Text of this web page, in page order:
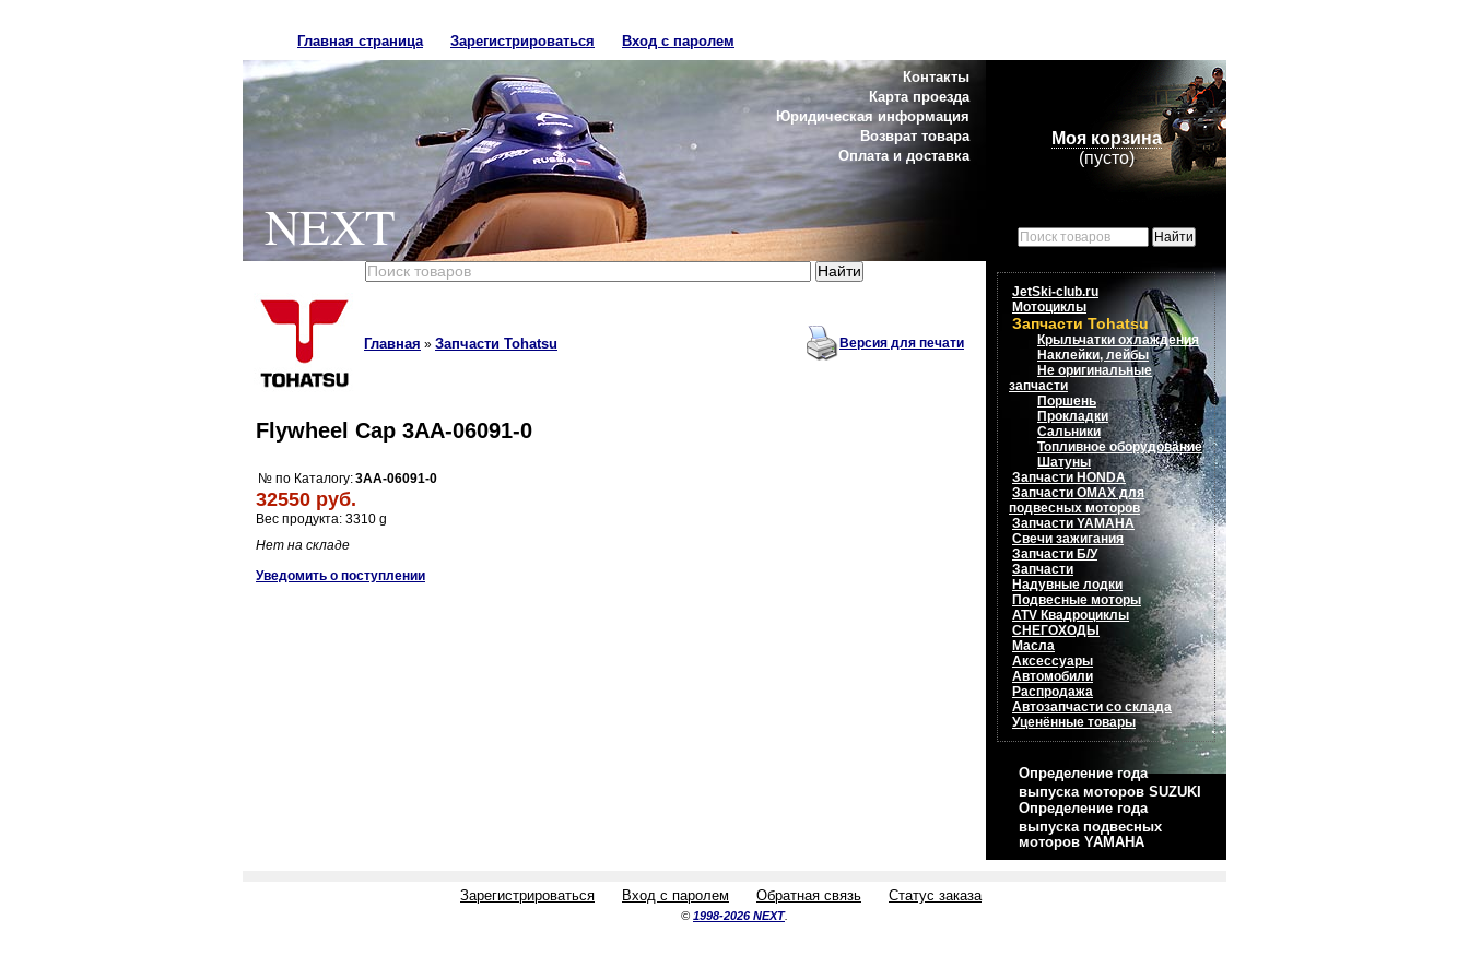
Главная страница Зарегистрироваться Вход с паролем
NEXT
Контакты
Карта проезда
Юридическая информация
Возврат товара
Оплата и доставка
Моя корзина
(пусто)
Главная » Запчасти Tohatsu Версия для печати
Flywheel Cap 3AA-06091-0
№ по Каталогу:3AA-06091-0
32550 руб.
Вес продукта: 3310 g
Нет на складе
Уведомить о поступлении
JetSki-club.ru
Мотоциклы
Запчасти Tohatsu
Крыльчатки охлаждения
Наклейки, лейбы
Не оригинальные
запчасти
Поршень
Прокладки
Сальники
Топливное оборудование
Шатуны
Запчасти HONDA
Запчасти OMAX для
подвесных моторов
Запчасти YAMAHA
Свечи зажигания
Запчасти Б/У
Запчасти
Надувные лодки
Подвесные моторы
ATV Квадроциклы
СНЕГОХОДЫ
Масла
Аксессуары
Автомобили
Распродажа
Автозапчасти со склада
Уценённые товары
Определение года
выпуска моторов SUZUKI
Определение года
выпуска подвесных
моторов YAMAHA
Зарегистрироваться Вход с паролем Обратная связь Статус заказа
© 1998-2026 NEXT.